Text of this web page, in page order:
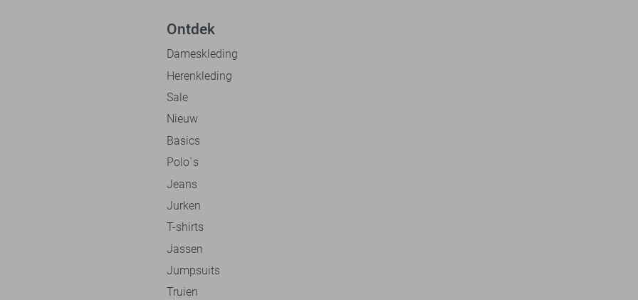
Ontdek
Dameskleding
Herenkleding
Sale
Nieuw
Basics
Polo`s
Jeans
Jurken
T-shirts
Jassen
Jumpsuits
Truien